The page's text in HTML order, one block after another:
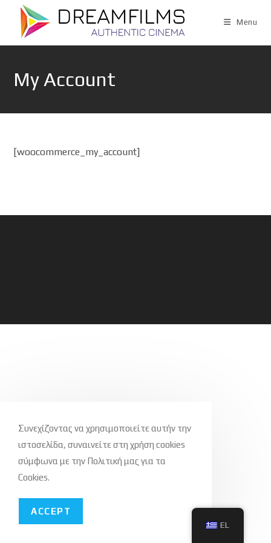
content
Menu
My Account
[woocommerce_my_account]
EL
Συνεχίζοντας να χρησιμοποιείτε αυτήν την
ιστοσελίδα, συναινείτε στη χρήση cookies
σύμφωνα με την Πολιτική μας για τα
Cookies.
ACCEPT